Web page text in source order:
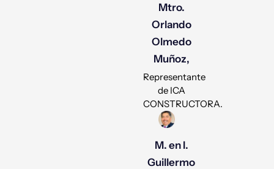
Mtro.
Orlando
Olmedo
Muñoz,
Representante
de ICA
CONSTRUCTORA.
M. en I.
Guillermo